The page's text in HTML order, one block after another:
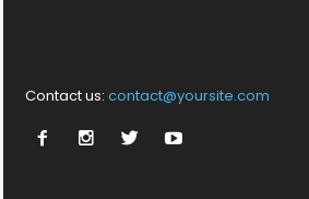
Contact us: contact@yoursite.com